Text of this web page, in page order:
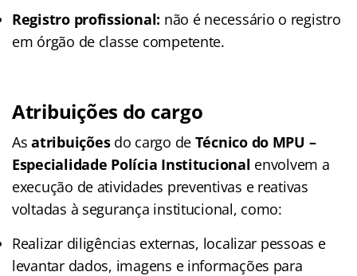
Registro profissional: não é necessário o registro
em órgão de classe competente.
Atribuições do cargo
Asatribuiçõesdo cargo de Técnico do MPU –
Especialidade Polícia Institucional envolvem a
execução de atividades preventivas e reativas
voltadas à segurança institucional, como:
Realizar diligências externas, localizar pessoas e
levantar dados, imagens e informações para